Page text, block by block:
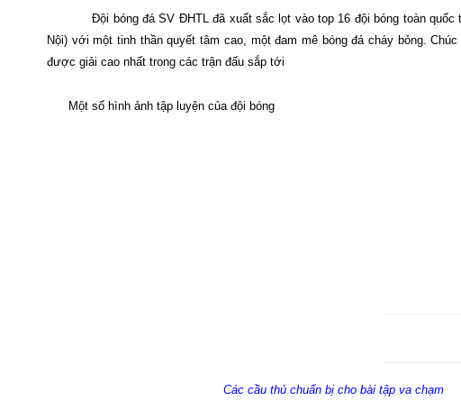
Đội bóng đá SV ĐHTL đã xuất sắc lọt vào top 16 đội bóng toàn
Nội) với một tinh thần quyết tâm cao, một đam mê bóng đá cháy bỏng.
được giải cao nhất trong các trận đấu sắp tới
Một số hình ảnh tập luyện của đội bóng
Các cầu thủ chuẩn bị cho bài tập va chạm